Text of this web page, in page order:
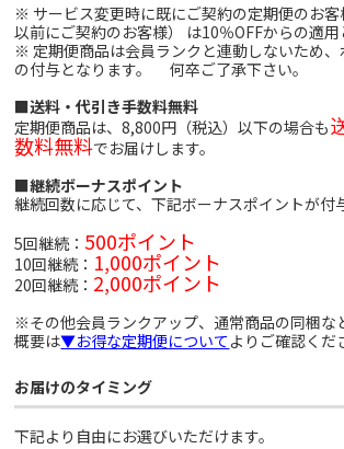
※ サービス変更時に既にご契約の定期便のお客
以前にご契約のお客様） は10％OFFからの適用
※ 定期便商品は会員ランクと連動しないため
の付与となります。 何卒ご了承下さい。
■送料・代引き手数料無料
定期便商品は、8,800円（税込）以下の場合も
数料無料でお届けします。
■継続ボーナスポイント
継続回数に応じて、下記ボーナスポイントが付
5回継続： 500ポイント
10回継続： 1,000ポイント
20回継続： 2,000ポイント
※その他会員ランクアップ、通常商品の同梱な
概要は▼お得な定期便について よりご確認くだ
お届けのタイミング
下記より自由にお選びいただけます。